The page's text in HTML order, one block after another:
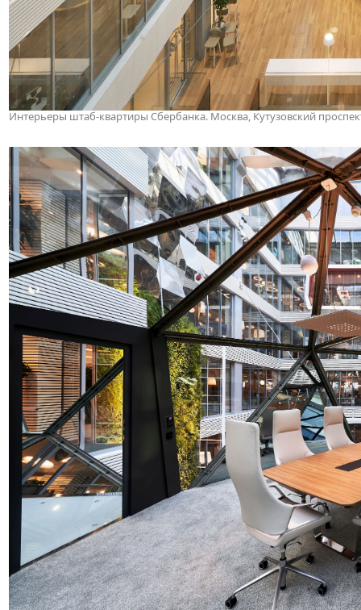
Интерьеры штаб-квартиры Сбербанка. Москва, Кутузовский